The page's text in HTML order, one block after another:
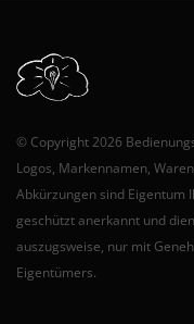
© Copyright 2026
Logos, Markennamen,
Abkürzungen sind Eigentum
geschützt anerkannt und
auszugsweise, nur mit
Eigentümers.